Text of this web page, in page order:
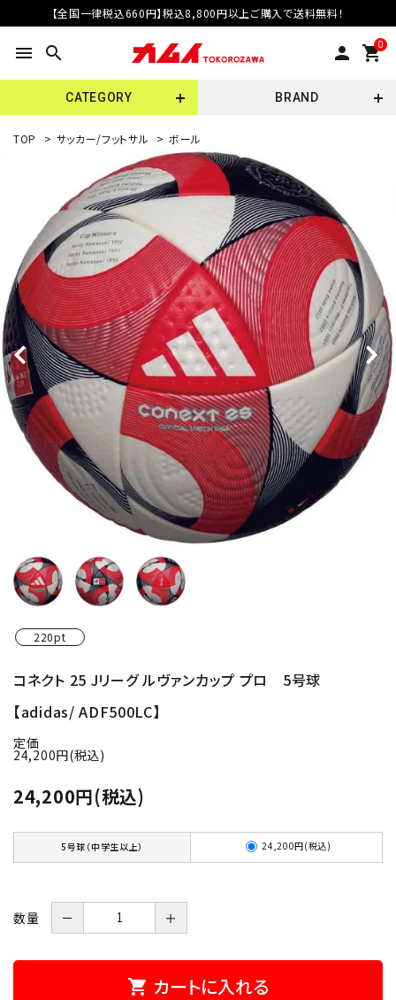
【全国一律税込660円】税込8,800円以上ご購入で送料無料！
menu search person 0
shopping_cart
CATEGORY BRAND
TOP > サッカー/フットサル > ボール
220pt
コネクト 25 Jリーグ ルヴァンカップ プロ 5号球
【adidas/ ADF500LC】
定価
24,200円(税込)
24,200円(税込)
5号球（中学生以上） 24,200円(税込)
数量 － ＋
shopping_cart カートに入れる